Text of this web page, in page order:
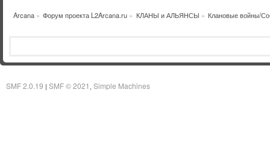
Arcana» Форум проекта L2Arcana.ru » КЛАНЫ и АЛЬЯНСЫ » Клановые войны/
SMF 2.0.19 | SMF © 2021 Simple Machines